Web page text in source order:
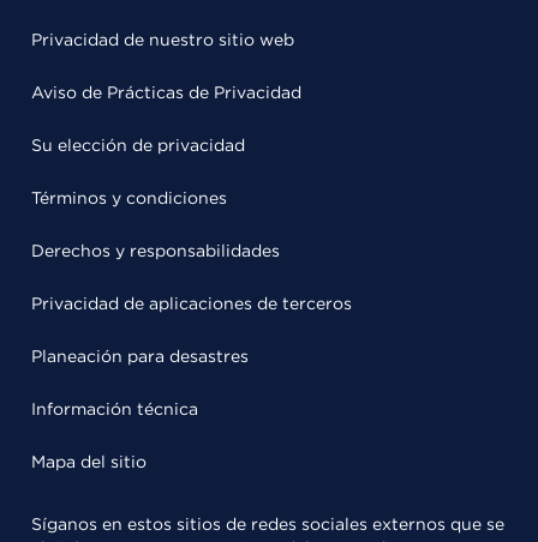
Privacidad de nuestro sitio web
Aviso de Prácticas de Privacidad
Su elección de privacidad
Términos y condiciones
Derechos y responsabilidades
Privacidad de aplicaciones de terceros
Planeación para desastres
Información técnica
Mapa del sitio
Síganos en estos sitios de redes sociales externos que se